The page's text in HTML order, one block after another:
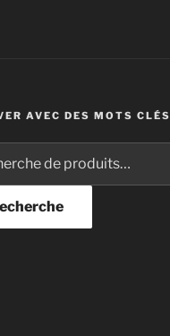
AVEC DES MOTS CLÉS